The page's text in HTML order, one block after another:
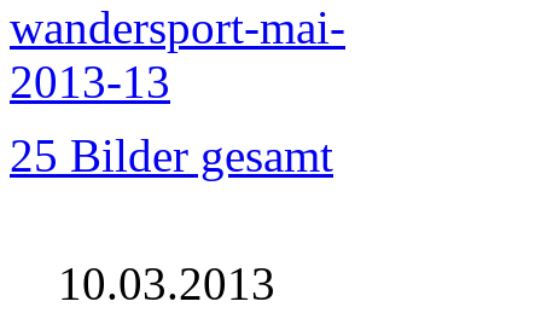
25 Bilder gesamt
10.03.2013